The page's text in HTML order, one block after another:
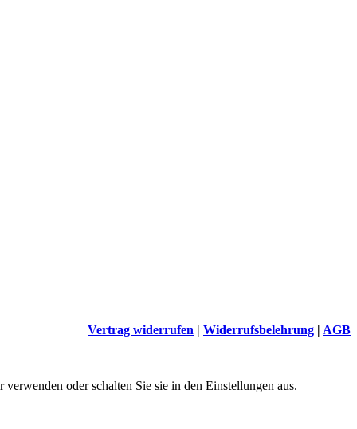
Vertrag widerrufen | Widerrufsbelehrung | AGB
oder schalten Sie sie in den Einstellungen aus.